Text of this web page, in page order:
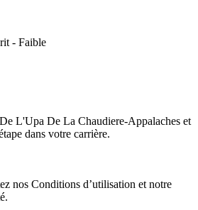
- Faible
L'Upa De La Chaudiere-Appalaches et
dans votre carrière.
nos Conditions d’utilisation et notre